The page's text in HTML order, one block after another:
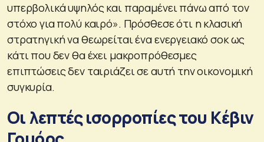
υπερβολικά υψηλός και παραμένει πάνω από τον
στόχο για πολύ καιρό». Πρόσθεσε ότι η κλασική
στρατηγική να θεωρείται ένα ενεργειακό σοκ ως
κάτι που δεν θα έχει μακροπρόθεσμες
επιπτώσεις δεν ταιριάζει σε αυτή την οικονομική
συγκυρία.
Οι λεπτές ισορροπίες του Κέβιν